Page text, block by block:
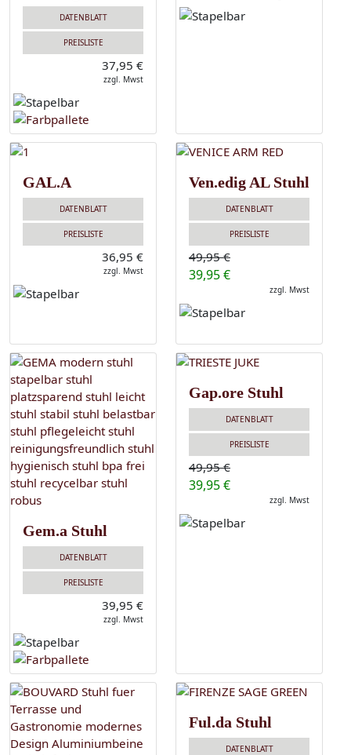
DATENBLATT
PREISLISTE
37,95 €
zzgl. Mwst
GAL.A
DATENBLATT
PREISLISTE
36,95 €
zzgl. Mwst
Ven.edig AL Stuhl
DATENBLATT
PREISLISTE
49,95 €
39,95 €
zzgl. Mwst
Gem.a Stuhl
DATENBLATT
PREISLISTE
39,95 €
zzgl. Mwst
Gap.ore Stuhl
DATENBLATT
PREISLISTE
49,95 €
39,95 €
zzgl. Mwst
Ful.da Stuhl
DATENBLATT